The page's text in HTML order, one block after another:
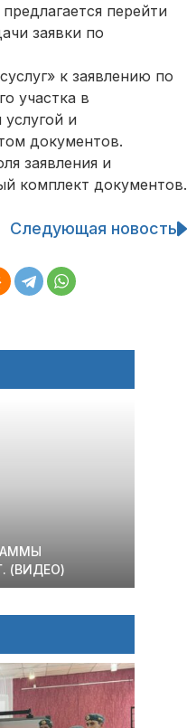
перейти
заявки по
к заявлению по
участка в
и
документов.
заявления и
комплект документов.
Следующая новость
(ВИДЕО)